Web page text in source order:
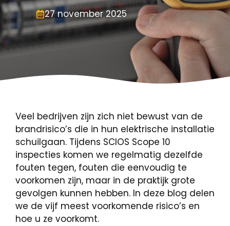
27 november 2025
Veel bedrijven zijn zich niet bewust van de
brandrisico’s die in hun elektrische installatie
schuilgaan. Tijdens SCIOS Scope 10
inspecties komen we regelmatig dezelfde
fouten tegen, fouten die eenvoudig te
voorkomen zijn, maar in de praktijk grote
gevolgen kunnen hebben. In deze blog delen
we de vijf meest voorkomende risico’s en
hoe u ze voorkomt.